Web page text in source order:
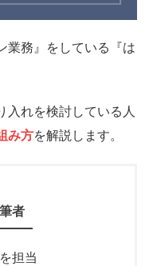
業務』をしている『は
入れを検討している人
み方を解説します。
者
担当